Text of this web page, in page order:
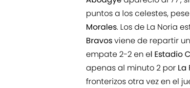
puntos a los celestes,
Morales. Los de La Noria
Bravosviene de repartir
empate 2-2 en el Estadio
apenas al minuto 2 por La
fronterizos otra vez en el